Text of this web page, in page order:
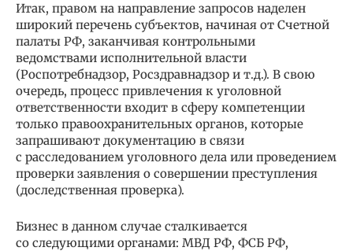
Итак, правом на направление запросов наделен
широкий перечень субъектов, начиная от Счетной
палаты РФ, заканчивая контрольными
ведомствами исполнительной власти
(Роспотребнадзор, Росздравнадзор и т.д.). В свою
очередь, процесс привлечения к уголовной
ответственности входит в сферу компетенции
только правоохранительных органов, которые
запрашивают документацию в связи
с расследованием уголовного дела или проведением
проверки заявления о совершении преступления
(доследственная проверка).
Бизнес в данном случае сталкивается
со следующими органами: МВД РФ, ФСБ РФ,